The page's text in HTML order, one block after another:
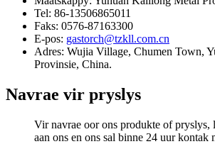
Tel: 86-13506865011
Faks: 0576-87163300
E-pos: gastorch@tzkll.com.cn
Adres: Wujia Village, Chumen Town,
Provinsie, China.
Navrae vir pryslys
Vir navrae oor ons produkte of pryslys,
aan ons en ons sal binne 24 uur kontak